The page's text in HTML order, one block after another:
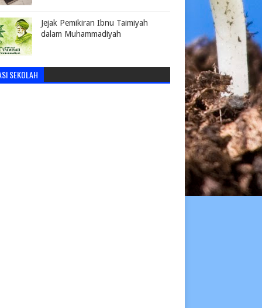
Jejak Pemikiran Ibnu Taimiyah
dalam Muhammadiyah
SEKOLAH